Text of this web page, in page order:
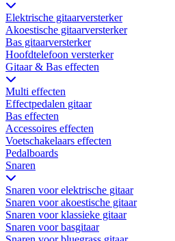
Elektrische gitaarversterker
Akoestische gitaarversterker
Bas gitaarversterker
Hoofdtelefoon versterker
Gitaar & Bas effecten
Multi effecten
Effectpedalen gitaar
Bas effecten
Accessoires effecten
Voetschakelaars effecten
Pedalboards
Snaren
Snaren voor elektrische gitaar
Snaren voor akoestische gitaar
Snaren voor klassieke gitaar
Snaren voor basgitaar